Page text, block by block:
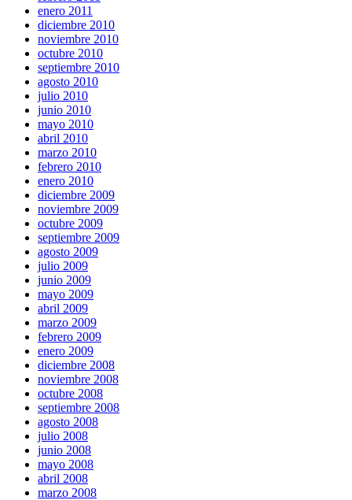
enero 2011
diciembre 2010
noviembre 2010
octubre 2010
septiembre 2010
agosto 2010
julio 2010
junio 2010
mayo 2010
abril 2010
marzo 2010
febrero 2010
enero 2010
diciembre 2009
noviembre 2009
octubre 2009
septiembre 2009
agosto 2009
julio 2009
junio 2009
mayo 2009
abril 2009
marzo 2009
febrero 2009
enero 2009
diciembre 2008
noviembre 2008
octubre 2008
septiembre 2008
agosto 2008
julio 2008
junio 2008
mayo 2008
abril 2008
marzo 2008